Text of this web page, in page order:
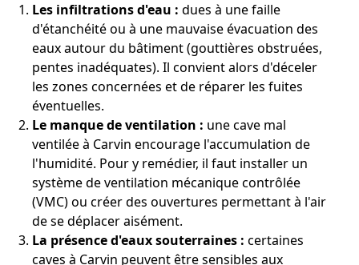
Les infiltrations d'eau : dues à une faille
d'étanchéité ou à une mauvaise évacuation des
eaux autour du bâtiment (gouttières obstruées,
pentes inadéquates). Il convient alors d'déceler
les zones concernées et de réparer les fuites
éventuelles.
Le manque de ventilation : une cave mal
ventilée à Carvin encourage l'accumulation de
l'humidité. Pour y remédier, il faut installer un
système de ventilation mécanique contrôlée
(VMC) ou créer des ouvertures permettant à l'air
de se déplacer aisément.
La présence d'eaux souterraines : certaines
caves à Carvin peuvent être sensibles aux